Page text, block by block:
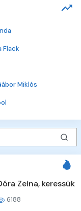
Flack
Miklós
Zeina, keressük
6188